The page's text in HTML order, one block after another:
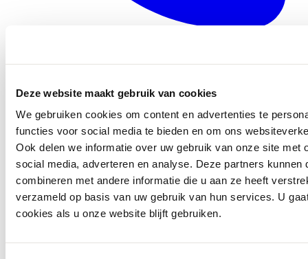
Deze website maakt gebruik van cookies
We gebruiken cookies om content en advertenties te
functies voor social media te bieden en om ons
Ook delen we informatie over uw gebruik van onze site met
social media, adverteren en analyse. Deze partners kunnen
combineren met andere informatie die u aan ze heeft
verzameld op basis van uw gebruik van hun services. U
cookies als u onze website blijft gebruiken.